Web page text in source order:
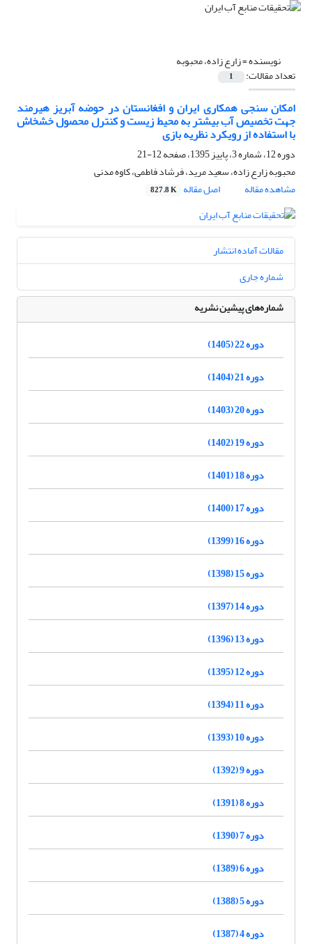
نویسنده =زارع زاده، محبوبه
تعداد مقالات: 1
امکان سنجی همکاری ایران و افغانستان در حوضه آبریز هیرمند
جهت تخصیص آب بیشتر به محیط زیست و کنترل محصول خشخاش
با استفاده از رویکرد نظریه بازی
دوره 12، شماره 3، پاییز 1395، صفحه
12-21
محبوبه زارع زاده، سعید مرید، فرشاد فاطمی، کاوه مدنی
مشاهده مقاله
اصل مقاله 827.8 K
مقالات آماده انتشار
شماره جاری
شماره‌های پیشین نشریه
دوره 22 (1405)
دوره 21 (1404)
دوره 20 (1403)
دوره 19 (1402)
دوره 18 (1401)
دوره 17 (1400)
دوره 16 (1399)
دوره 15 (1398)
دوره 14 (1397)
دوره 13 (1396)
دوره 12 (1395)
دوره 11 (1394)
دوره 10 (1393)
دوره 9 (1392)
دوره 8 (1391)
دوره 7 (1390)
دوره 6 (1389)
دوره 5 (1388)
دوره 4 (1387)